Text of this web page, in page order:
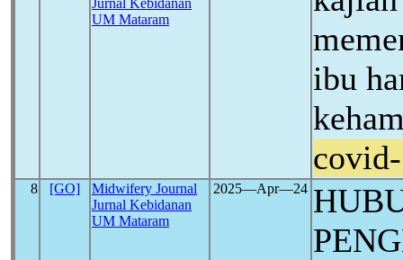
Jurnal Kebidanan
UM Mataram
ibu
8 [GO]
Midwifery Journal
Jurnal Kebidanan
UM Mataram
2025―Apr―24